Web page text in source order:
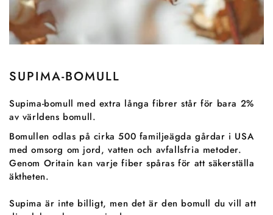
SUPIMA-BOMULL
Supima-bomull med extra långa fibrer står för bara 2%
av världens bomull.
Bomullen odlas på cirka 500 familjeägda gårdar i USA
med omsorg om jord, vatten och avfallsfria metoder.
Genom Oritain kan varje fiber spåras för att säkerställa
äktheten.
Supima är inte billigt, men det är den bomull du vill att